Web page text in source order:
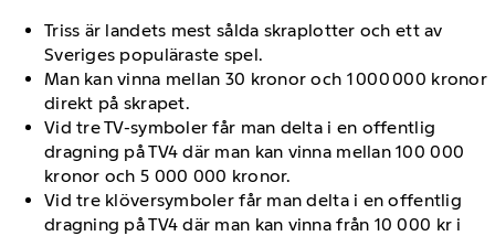
Triss är landets mest sålda skraplotter och ett av
Sveriges populäraste spel.
Man kan vinna mellan 30 kronor och 1 000 000 kronor
direkt på skrapet.
Vid tre TV-symboler får man delta i en offentlig
dragning på TV4 där man kan vinna mellan 100 000
kronor och 5 000 000 kronor.
Vid tre klöversymboler får man delta i en offentlig
dragning på TV4 där man kan vinna från 10 000 kr i